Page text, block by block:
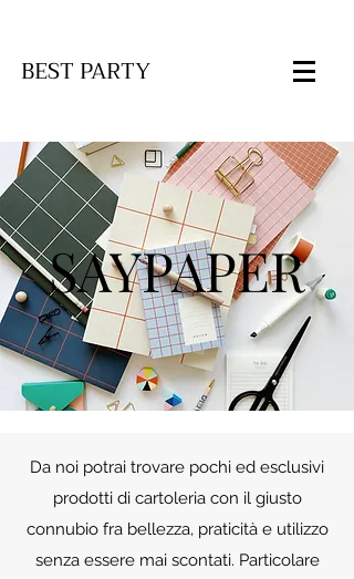
BEST PARTY
SAYPAPER
Da noi potrai trovare pochi ed esclusivi
prodotti di cartoleria con il giusto
connubio fra bellezza, praticità e utilizzo
senza essere mai scontati. Particolare